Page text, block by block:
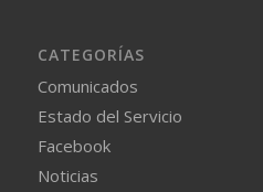
CATEGORÍAS
Comunicados
Estado del Servicio
Facebook
Noticias